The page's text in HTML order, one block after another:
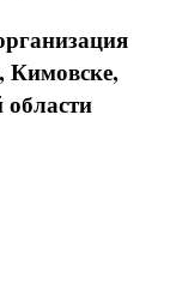
Кимовске,
области